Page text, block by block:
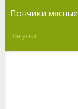
Пончики мясные
Закуски